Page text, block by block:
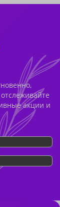
акции и